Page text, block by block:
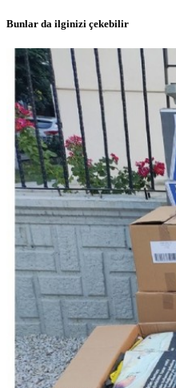
Bunlar da ilginizi çekebilir